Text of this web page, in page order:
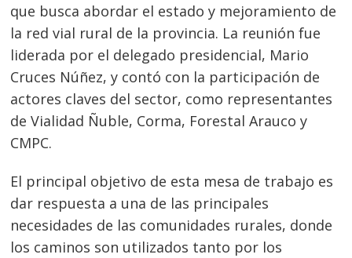
que busca abordar el estado y mejoramiento de
la red vial rural de la provincia. La reunión fue
liderada por el delegado presidencial, Mario
Cruces Núñez, y contó con la participación de
actores claves del sector, como representantes
de Vialidad Ñuble, Corma, Forestal Arauco y
CMPC.
El principal objetivo de esta mesa de trabajo es
dar respuesta a una de las principales
necesidades de las comunidades rurales, donde
los caminos son utilizados tanto por los